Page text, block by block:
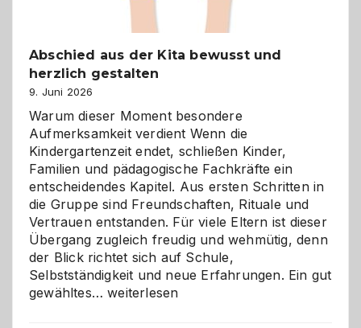
Abschied aus der Kita bewusst und
herzlich gestalten
9. Juni 2026
Warum dieser Moment besondere
Aufmerksamkeit verdient Wenn die
Kindergartenzeit endet, schließen Kinder,
Familien und pädagogische Fachkräfte ein
entscheidendes Kapitel. Aus ersten Schritten in
die Gruppe sind Freundschaften, Rituale und
Vertrauen entstanden. Für viele Eltern ist dieser
Übergang zugleich freudig und wehmütig, denn
der Blick richtet sich auf Schule,
Selbstständigkeit und neue Erfahrungen. Ein gut
gewähltes…Abschied
weiterlesen